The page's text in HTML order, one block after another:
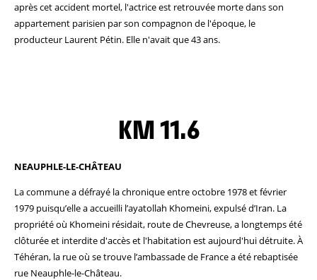
après cet accident mortel, l'actrice est retrouvée morte dans son
appartement parisien par son compagnon de l'époque, le
producteur Laurent Pétin. Elle n'avait que 43 ans.
KM 11.6
NEAUPHLE-LE-CHÂTEAU
La commune a défrayé la chronique entre octobre 1978 et février
1979 puisqu’elle a accueilli l’ayatollah Khomeini, expulsé d’Iran. La
propriété où Khomeini résidait, route de Chevreuse, a longtemps été
clôturée et interdite d'accès et l'habitation est aujourd'hui détruite. À
Téhéran, la rue où se trouve l’ambassade de France a été rebaptisée
rue Neauphle-le-Château.